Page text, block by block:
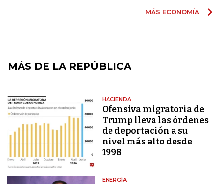
MÁS ECONOMÍA
MÁS DE LA REPÚBLICA
HACIENDA
Ofensiva migratoria de
Trump lleva las órdenes
de deportación a su
nivel más alto desde
1998
ENERGÍA